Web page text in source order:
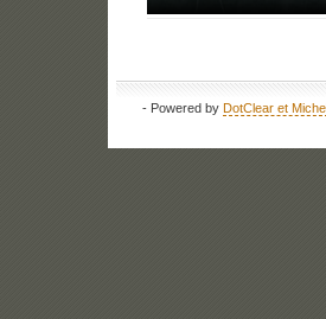
- Powered byDotClear et